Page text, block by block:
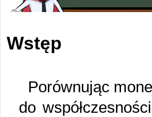
Wstęp
Porównując
do